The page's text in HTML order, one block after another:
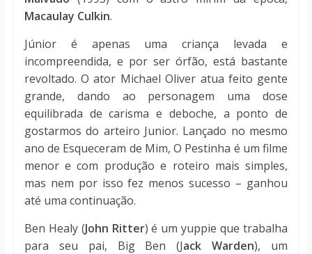
Macaulay Culkin.
Júnior é apenas uma criança levada e
incompreendida, e por ser órfão, está bastante
revoltado. O ator Michael Oliver atua feito gente
grande, dando ao personagem uma dose
equilibrada de carisma e deboche, a ponto de
gostarmos do arteiro Junior. Lançado no mesmo
ano de Esqueceram de Mim, O Pestinha é um filme
menor e com produção e roteiro mais simples,
mas nem por isso fez menos sucesso – ganhou
até uma continuação.
Ben Healy (John Ritter) é um yuppie que trabalha
para seu pai, Big Ben (Jack Warden), um